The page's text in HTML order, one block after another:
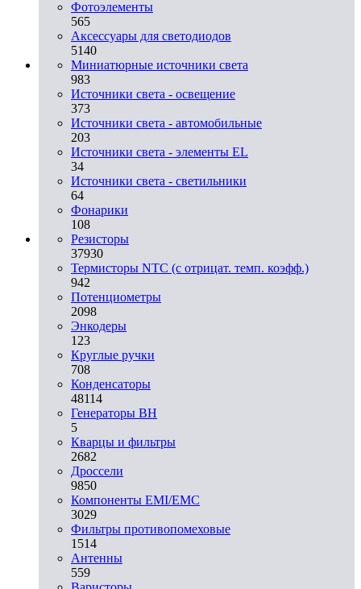
Фотоэлементы
565
Аксессуары для светодиодов
5140
Миниатюрные источники света
983
Источники света - освещение
373
Источники света - автомобильные
203
Источники света - элементы EL
34
Источники света - светильники
64
Фонарики
108
Резисторы
37930
Термисторы NTC (с отрицат. темп. коэфф.)
942
Потенциометры
2098
Энкодеры
123
Круглые ручки
708
Конденсаторы
48114
Генераторы ВН
5
Кварцы и фильтры
2682
Дроссели
9850
Компоненты EMI/EMC
3029
Фильтры противопомеховые
1514
Антенны
559